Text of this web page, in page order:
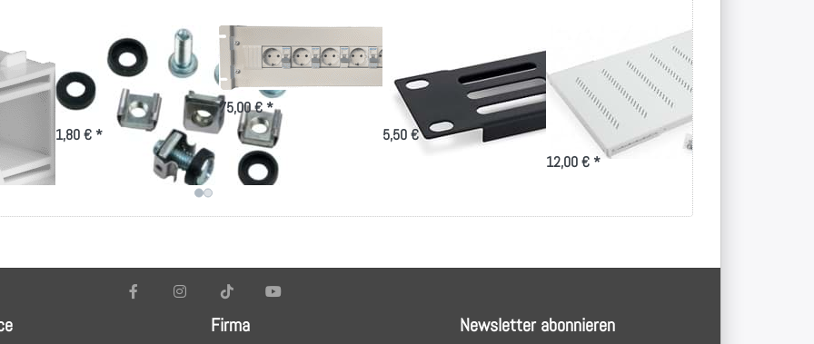
Montageset M6
für 19 Zoll-
Technik
1,80 € *
19 Zoll
Netzanschlussmodul
75,00 € *
perforierte
Blindplatten
5,50 € *
Fachboden bis
80kg Belastung
in versch. Tiefen
12,00 € *
Firma Newsletter abonnieren